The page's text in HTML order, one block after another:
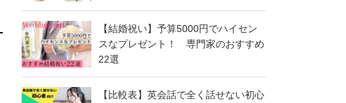
【結婚祝い】予算5000円でハイセン
スなプレゼント！ 専門家のおすすめ
22選
【比較表】英会話で全く話せない初心